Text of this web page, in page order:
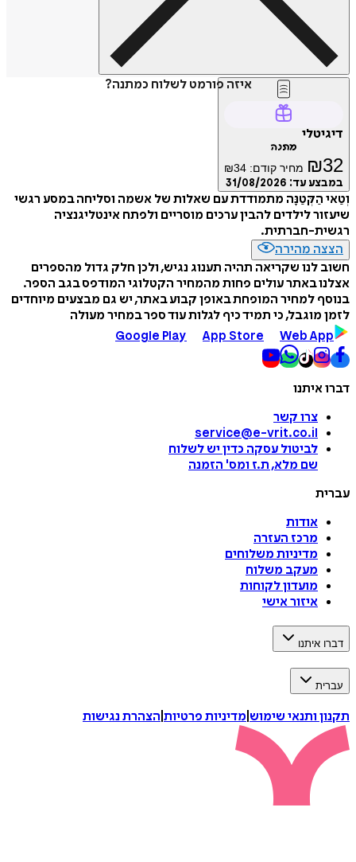
איזה פורמט לשלוח כמתנה?
דיגיטלי
מתנה
₪32 מחיר קודם: ₪34
במבצע עד: 31/08/2026
וְטַאי הַקְּטַנָּה מתמודדת עם שאלות של אשמה וסליחה במסע רגשי
שיעזור לילדים להבין ערכים מוסריים ולפתח אינטליגנציה
רגשית-חברתית.
הצצה מהירה
חשוב לנו שקריאה תהיה תענוג נגיש, ולכן חלק גדול מהספרים
אצלנו באתר עולים פחות מהמחיר הקטלוגי המודפס בגב הספר.
בנוסף למחיר המופחת באופן קבוע באתר, יש גם מבצעים מיוחדים
לזמן מוגבל, כי תמיד כיף לגלות עוד ספר במחיר מעולה
Google Play
App Store Web App
דברו איתנו
צרו קשר
service@e-vrit.co.il
לביטול עסקה כדין יש לשלוח
שם מלא, ת.ז ומס' הזמנה
עברית
אודות
מרכז העזרה
מדיניות משלוחים
מעקב משלוח
מועדון לקוחות
איזור אישי
דברו איתנו
עברית
תקנון ותנאי שימוש מדיניות פרטיות הצהרת נגישות